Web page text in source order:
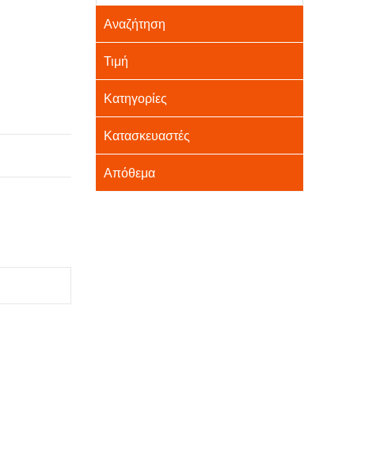
Αναζήτηση
Τιμή
Κατηγορίες
Κατασκευαστές
Απόθεμα